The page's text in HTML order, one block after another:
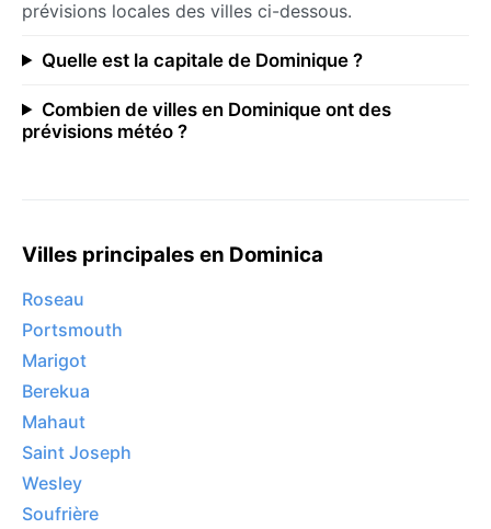
prévisions locales des villes ci-dessous.
Quelle est la capitale de Dominique ?
Combien de villes en Dominique ont des
prévisions météo ?
Villes principales en Dominica
Roseau
Portsmouth
Marigot
Berekua
Mahaut
Saint Joseph
Wesley
Soufrière